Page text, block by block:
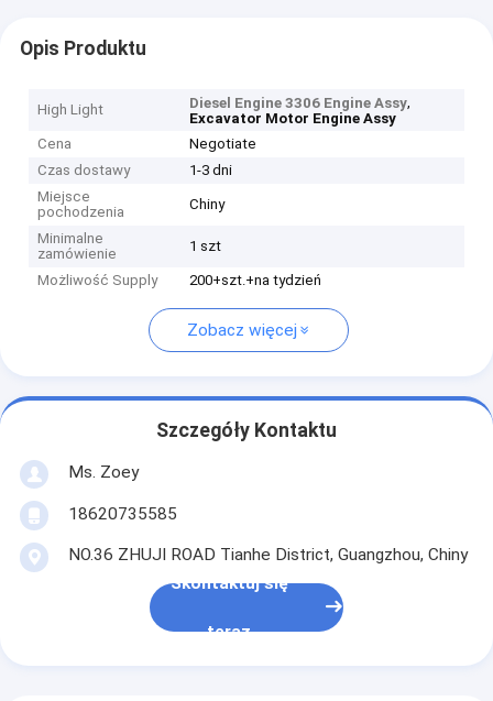
Opis Produktu
High Light Diesel Engine 3306 Engine Assy,
Excavator Motor Engine Assy
Cena
Negotiate
Czas dostawy
1-3 dni
Miejsce
pochodzenia
Chiny
Minimalne
zamówienie
1 szt
Możliwość Supply 200+szt.+na tydzień
Zobacz więcej
Szczegóły Kontaktu
Ms. Zoey
18620735585
NO.36 ZHUJI ROAD Tianhe District, Guangzhou, Chiny
Skontaktuj się
teraz